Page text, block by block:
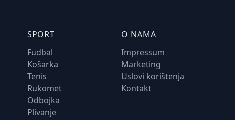
SPORT
Fudbal
Košarka
Tenis
Rukomet
Odbojka
Plivanje
O NAMA
Impressum
Marketing
Uslovi korištenja
Kontakt